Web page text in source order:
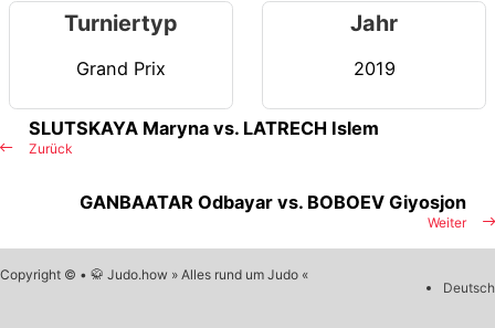
Turniertyp
Grand Prix
Jahr
2019
Zurück
SLUTSKAYA Maryna vs. LATRECH Islem
Weiter
GANBAATAR Odbayar vs. BOBOEV Giyosjon
Copyright © • 🥋 Judo.how » Alles rund um Judo «
Deutsch